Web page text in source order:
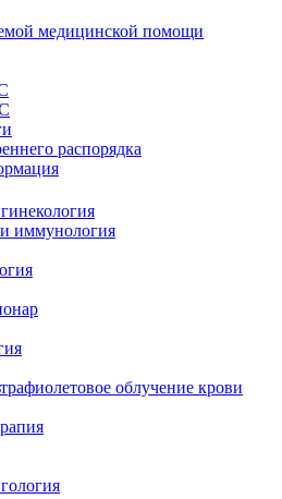
медицинской помощи
распорядка
иммунология
облучение крови